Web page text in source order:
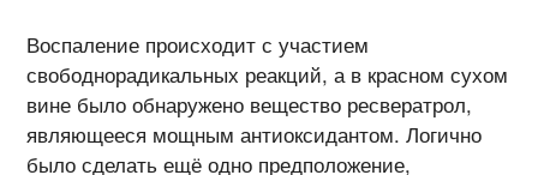
Воспаление происходит с участием
свободнорадикальных реакций, а в красном сухом
вине было обнаружено вещество ресвератрол,
являющееся мощным антиоксидантом. Логично
было сделать ещё одно предположение,